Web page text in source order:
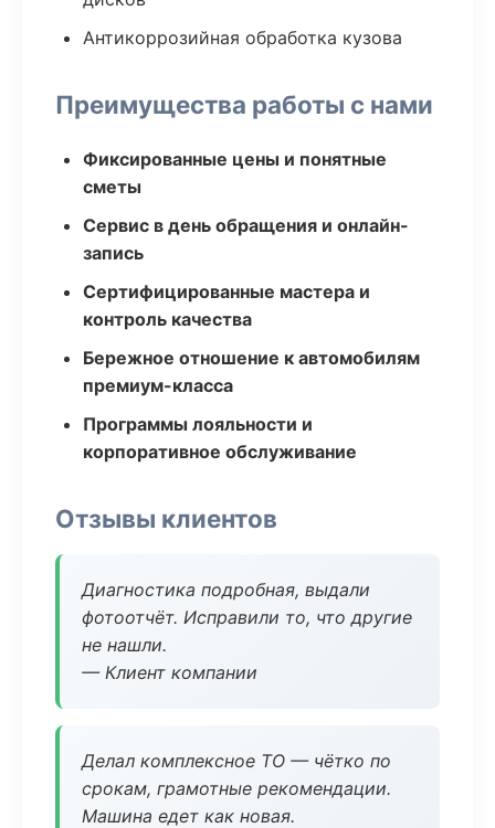
Антикоррозийная обработка кузова
Преимущества работы с нами
Фиксированные цены и понятные
сметы
Сервис в день обращения и онлайн-
запись
Сертифицированные мастера и
контроль качества
Бережное отношение к автомобилям
премиум-класса
Программы лояльности и
корпоративное обслуживание
Отзывы клиентов
Диагностика подробная, выдали
фотоотчёт. Исправили то, что другие
не нашли.
— Клиент компании
Делал комплексное ТО — чётко по
срокам, грамотные рекомендации.
Машина едет как новая.